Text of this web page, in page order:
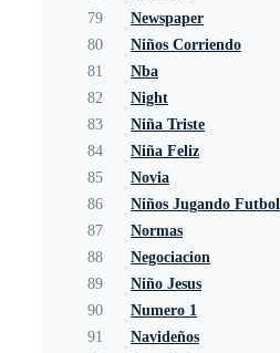
79
Newspaper
80
Niños Corriendo
81
Nba
82
Night
83
Niña Triste
84
Niña Feliz
85
Novia
86
Niños Jugando Futbol
87
Normas
88
Negociacion
89
Niño Jesus
90
Numero 1
91
Navideños